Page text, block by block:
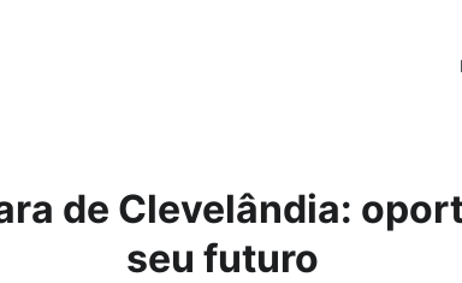
de Clevelândia:
seu futuro